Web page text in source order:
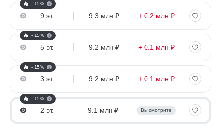
- 15%
9 эт. 9.3 млн ₽ + 0.2 млн ₽
- 15%
5 эт. 9.2 млн ₽ + 0.1 млн ₽
- 15%
3 эт. 9.2 млн ₽ + 0.1 млн ₽
- 15%
2 эт. 9.1 млн ₽ Вы смотрите